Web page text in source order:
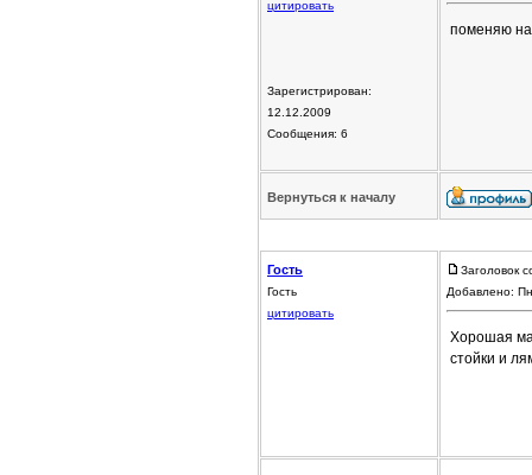
цитировать
Зарегистрирован:
12.12.2009
Сообщения: 6
поменяю
Вернуться к началу
Гость
Гость
цитировать
Заголовок
Добавлено:
Хорошая
стойки и